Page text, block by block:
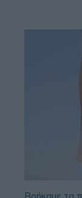
Βρήκαμε τα